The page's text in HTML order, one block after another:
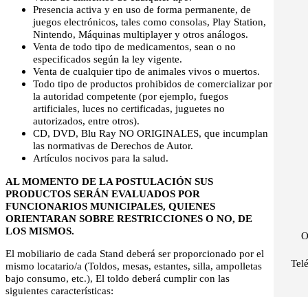
Presencia activa y en uso de forma permanente, de
juegos electrónicos, tales como consolas, Play Station,
Nintendo, Máquinas multiplayer y otros análogos.
Venta de todo tipo de medicamentos, sean o no
especificados según la ley vigente.
Venta de cualquier tipo de animales vivos o muertos.
Todo tipo de productos prohibidos de comercializar por
la autoridad competente (por ejemplo, fuegos
artificiales, luces no certificadas, juguetes no
autorizados, entre otros).
CD, DVD, Blu Ray NO ORIGINALES, que incumplan
las normativas de Derechos de Autor.
Artículos nocivos para la salud.
AL MOMENTO DE LA POSTULACIÓN SUS
PRODUCTOS SERÁN EVALUADOS POR
FUNCIONARIOS MUNICIPALES, QUIENES
ORIENTARAN SOBRE RESTRICCIONES O NO, DE
LOS MISMOS.
El mobiliario de cada Stand deberá ser proporcionado por el
mismo locatario/a (Toldos, mesas, estantes, silla, ampolletas
bajo consumo, etc.), El toldo deberá cumplir con las
siguientes características: